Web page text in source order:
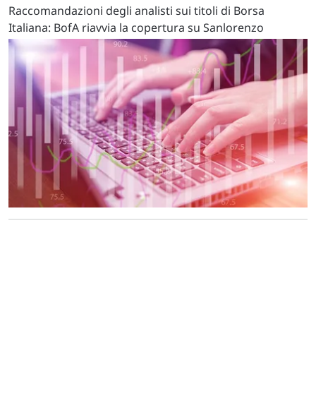
Raccomandazioni degli analisti sui titoli di Borsa
Italiana: BofA riavvia la copertura su Sanlorenzo